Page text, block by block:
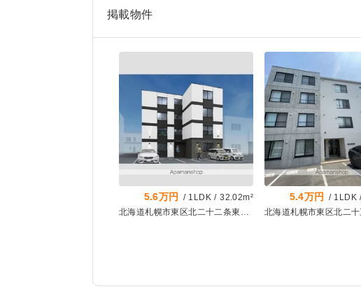
掲載物件
5.6万円 / 1LDK /32.02m²
北海道札幌市東区北二十二条東1丁目
5.4万円 / 1LDK